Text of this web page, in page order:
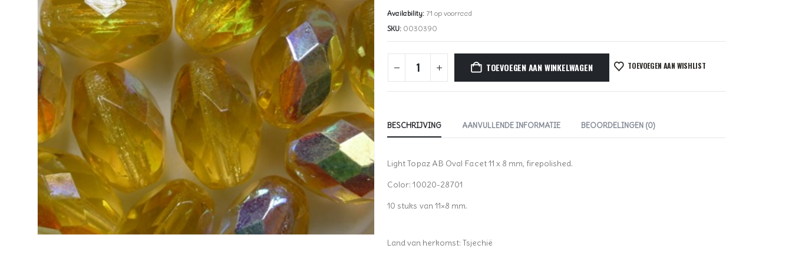
Availability: 71 op voorraad
SKU: 0030390
TOEVOEGEN AAN WINKELWAGEN TOEVOEGEN AAN WISHLIST
BESCHRIJVING AANVULLENDE INFORMATIE BEOORDELINGEN (0)
Light Topaz AB Oval Facet 11 x 8 mm, firepolished.
Color: 10020-28701
10 stuks van 11×8 mm.
Land van herkomst: Tsjechië